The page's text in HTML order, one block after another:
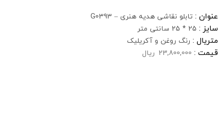
عنوان : تابلو نقاشی هدیه هنری – G0393
سایز : 25 * 25 سانتی متر
متریال : رنگ روغن و آکریلیک
قیمت : 23,800,000 ریال